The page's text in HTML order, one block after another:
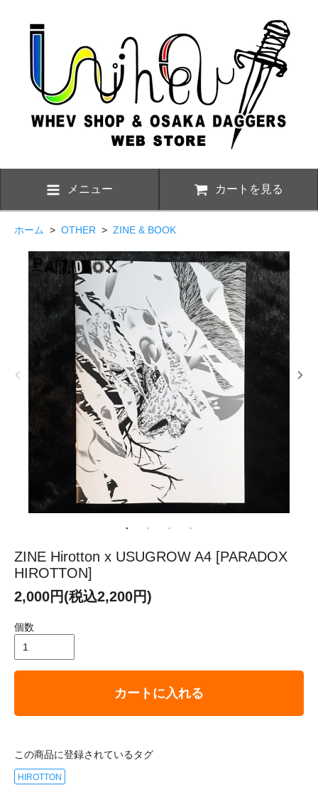
メニュー カートを見る
ホーム > OTHER > ZINE & BOOK
ZINE Hirotton x USUGROW A4 [PARADOX
HIROTTON]
2,000円(税込2,200円)
個数
カートに入れる
この商品に登録されているタグ
HIROTTON